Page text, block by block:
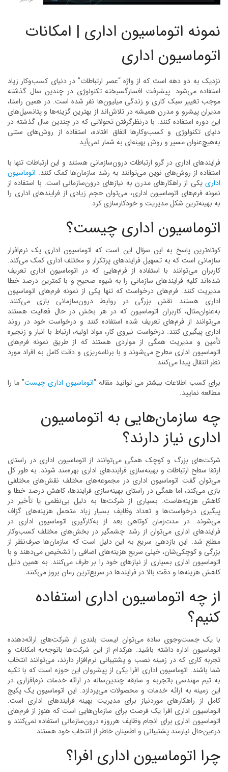
نمونه اتوماسیون اداری | امکانات
اتوماسیون اداری
نزدیک به دو دهه است که از واژه “عصر ارتباطات” در دنیای کسب‌وکار زیاد
استفاده می‌شود. پیشرفت افسارگسیخته تکنولوژی در چندین سال گذشته
موجب تغییر سبک کاری و زندگی میلیون‌ها نفر شده است. در همین راستا،
مدیران پیشرو و مدرن همیشه در تلاش‌اند از بهترین گزینه‌ها و پتانسیل‌های
این دوره استفاده کنند. با درنظرگرفتن تحولاتی که در چندین سال گذشته در
دنیای تکنولوژی و کسب‌وکارها اتفاق افتاده، استفاده از روش‌های سنتی
به‌هیچ‌عنوان مسیر و روش بهینه‌ای به شمار نمی‌آید.
فرایندهای اداری در گرو ارتباطات درون‌سازمانی هستند و این ارتباطات تنها با
استفاده از روش‌های نوین می‌توانند به رشد سازمان‌ها کمک کنند. اتوماسیون
اداری یکی از راهکارهای مدرن به نیازهای درون‌سازمانی است. با استفاده از
نمونه فرم‌های اتوماسیون اداری، می‌توان حجم زیادی از فرایندهای اداری را
به بهینه‌ترین شکل مدیریت و خودکارسازی کرد.
اتوماسیون اداری چیست؟
کوتاه‌ترین پاسخ به این سؤال این است که اتوماسیون اداری یک نرم‌افزار
سازمانی است که به تسهیل فرایندهای پرتکرار و مختلف اداری کمک می‌کند.
کاربران می‌توانند با استفاده از فرم‌هایی که در اتوماسیون اداری تعریف
شده‌اند کلیه فرایندهای سازمانی را به شیوه صحیح و با کمترین درصد خطا
مدیریت کنند. فرم‌های درخواست که تنها یکی از نمونه فرم‌های اتوماسیون
اداری هستند نقش بزرگی در روابط درون‌سازمانی بازی می‌کنند.
به‌عنوان‌مثال، کاربران اتوماسیون که در هر بخش در حال فعالیت هستند
می‌توانند از فرم‌های تعریف شده استفاده کنند و درخواست خود در روند
اداری پیگیری کنند. درخواست نیروی کار، مواد اولیه، ارتباط با انبار و زنجیره
تأمین و مدیریت همگی از مواردی هستند که از طریق نمونه فرم‌های
اتوماسیون اداری مطرح می‌شوند و با برنامه‌ریزی و دقت کامل به افراد مورد
نظر انتقال پیدا می‌کنند.
برای کسب اطلاعات بیشتر می توانید مقاله “اتوماسیون اداری چیست” ما را
مطالعه نمایید.
چه سازمان‌هایی به اتوماسیون
اداری نیاز دارند؟
شرکت‌های بزرگ و کوچک همگی می‌توانند از اتوماسیون اداری در راستای
ارتقا سطح ارتباطات و بهینه‌سازی فرایندهای اداری بهره‌مند شوند. به طور کل
می‌توان گفت اتوماسیون اداری در مجموعه‌های مختلف نقش‌های مختلفی
بازی می‌کند، اما همگی در راستای بهینه‌سازی فرایندها، کاهش درصد خطا و
کاهش هزینه‌هاست. بسیاری از شرکت‌ها به دلیل بی‌نظمی یا تأخیر در
پیگیری درخواست‌ها و تعداد وظایف بسیار زیاد متحمل هزینه‌های گزاف
می‌شوند. در مدت‌زمان کوتاهی بعد از به‌کارگیری اتوماسیون اداری در
فرایندهای اداری می‌توان از رشد چشمگیر در بخش‌های مختلف کسب‌وکار
مطلع شد. این بازدهی سریع به این دلیل است که سازمان‌ها صرف‌نظر از
بزرگی و کوچکی‌شان، خیلی سریع هزینه‌های اضافی را تشخیص می‌دهند و با
اتوماسیون اداری بسیاری از نیازهای خود را بر طرف می‌کنند. به همین دلیل
کاهش هزینه‌ها و دقت بالا در فرایندها در سریع‌ترین زمان بروز می‌کنند.
از چه اتوماسیون اداری استفاده
کنیم؟
با یک جست‌وجوی ساده می‌توان لیست بلندی از شرکت‌های ارائه‌دهنده
اتوماسیون اداره داشته باشید. هرکدام از این شرکت‌ها باتوجه‌به امکانات و
تجربه کاری که در زمینه نصب و پشتیبانی نرم‌افزار دارند، می‌توانند انتخاب
شما باشند. اتوماسیون اداری افرا یکی از پیشروان این حوزه است که با تکیه
به تیم مهندسی باتجربه و سابقه چندین‌ساله در ارائه خدمات نرم‌افزاری در
این زمینه به ارائه خدمات و محصولات می‌پردازد. این اتوماسیون یک پکیج
کامل از راهکارهای موردنیاز برای مدیریت بهینه فرایندهای اداری است.
اتوماسیون اداری افرا یک فرصت برای سازمان‌هایی است که هنوز از فرم‌های
اتوماسیون اداری برای انجام وظایف هرروزه درون‌سازمانی استفاده نمی‌کنند و
درعین‌حال نیازمند پشتیبانی و اطمینان خاطر از انتخاب خود هستند.
چرا اتوماسیون اداری افرا؟